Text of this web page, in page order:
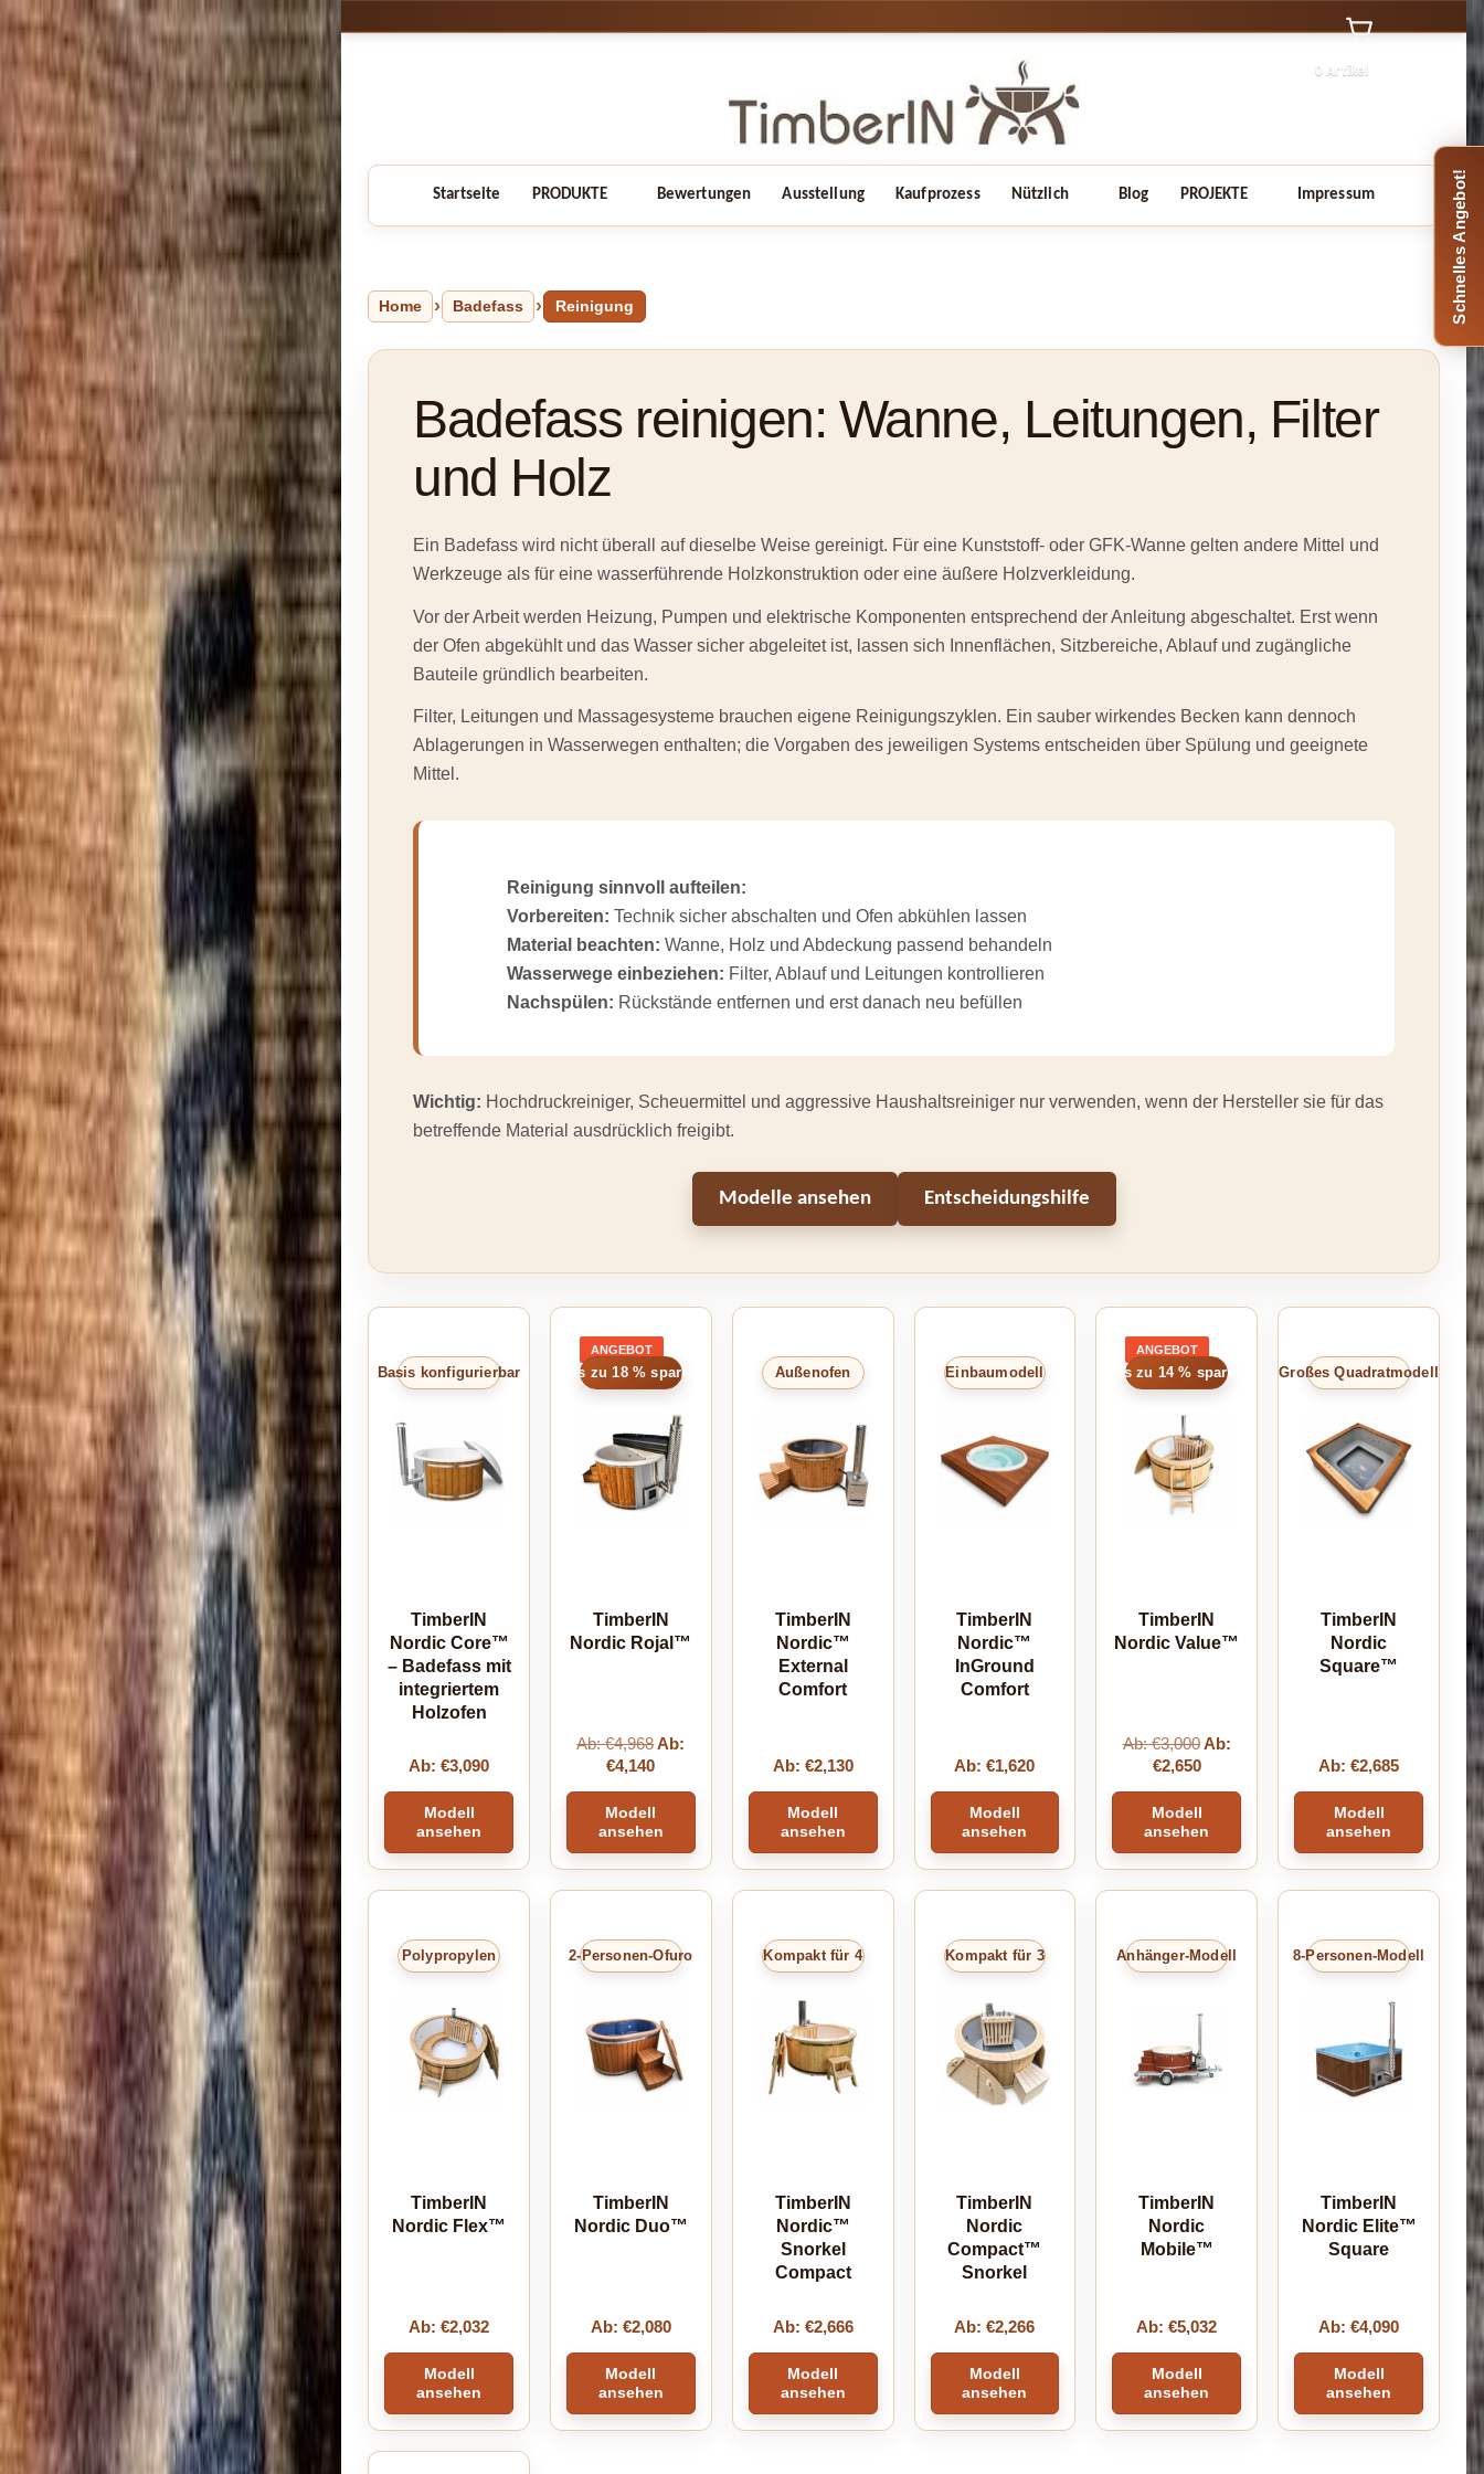
0 Artikel
Startseite PRODUKTE Bewertungen Ausstellung Kaufprozess Nützlich Blog PROJEKTE Impressum
Home Badefass Reinigung
Badefass reinigen: Wanne, Leitungen, Filter
und Holz
Ein Badefass wird nicht überall auf dieselbe Weise gereinigt. Für eine Kunststoff- oder GFK-Wanne gelten andere Mittel und
Werkzeuge als für eine wasserführende Holzkonstruktion oder eine äußere Holzverkleidung.
Vor der Arbeit werden Heizung, Pumpen und elektrische Komponenten entsprechend der Anleitung abgeschaltet. Erst wenn
der Ofen abgekühlt und das Wasser sicher abgeleitet ist, lassen sich Innenflächen, Sitzbereiche, Ablauf und zugängliche
Bauteile gründlich bearbeiten.
Filter, Leitungen und Massagesysteme brauchen eigene Reinigungszyklen. Ein sauber wirkendes Becken kann dennoch
Ablagerungen in Wasserwegen enthalten; die Vorgaben des jeweiligen Systems entscheiden über Spülung und geeignete
Mittel.
Reinigung sinnvoll aufteilen:
Vorbereiten: Technik sicher abschalten und Ofen abkühlen lassen
Material beachten: Wanne, Holz und Abdeckung passend behandeln
Wasserwege einbeziehen: Filter, Ablauf und Leitungen kontrollieren
Nachspülen: Rückstände entfernen und erst danach neu befüllen
Wichtig: Hochdruckreiniger, Scheuermittel und aggressive Haushaltsreiniger nur verwenden, wenn der Hersteller sie für das
betreffende Material ausdrücklich freigibt.
Modelle ansehen Entscheidungshilfe
Basis konfigurierbar
TimberIN
Nordic Core™
– Badefass mit
integriertem
Holzofen
Ab:€3,090
Modell
ansehen
ANGEBOT
PRODUKT
IM
ANGEBOT
Bis zu 18 % sparen
TimberIN
Nordic Rojal™
Ab:€4,968Ab:
€4,140
Modell
ansehen
Außenofen
TimberIN
Nordic™
External
Comfort
Ab: €2,130
Modell
ansehen
Einbaumodell
TimberIN
Nordic™
InGround
Comfort
Ab:€1,620
Modell
ansehen
ANGEBOT
PRODUKT
IM
ANGEBOT
Bis zu 14 % sparen
TimberIN
Nordic Value™
Ab:€3,000Ab:
€2,650
Modell
ansehen
Großes Quadratmodell
TimberIN
Nordic
Square™
Ab:€2,685
Modell
ansehen
Polypropylen
TimberIN
Nordic Flex™
Ab:€2,032
Modell
ansehen
2-Personen-Ofuro
TimberIN
Nordic Duo™
Ab: €2,080
Modell
ansehen
Kompakt für 4
TimberIN
Nordic™
Snorkel
Compact
Ab: €2,666
Modell
ansehen
Kompakt für 3
TimberIN
Nordic
Compact™
Snorkel
Ab:€2,266
Modell
ansehen
Anhänger-Modell
TimberIN
Nordic
Mobile™
Ab:€5,032
Modell
ansehen
8-Personen-Modell
TimberIN
Nordic Elite™
Square
Ab:€4,090
Modell
ansehen
Schnelles Angebot!